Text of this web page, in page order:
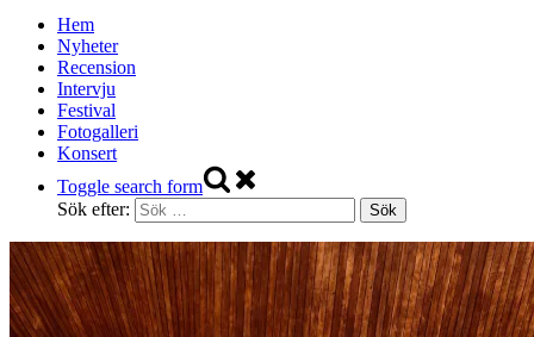
Hem
Nyheter
Recension
Intervju
Festival
Fotogalleri
Konsert
Toggle search form
Sök efter: